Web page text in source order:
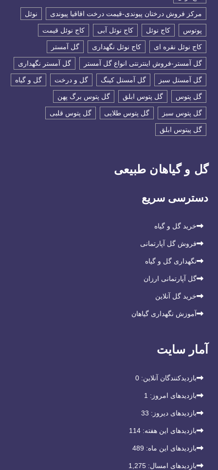
مرکز فروش درختان پیوندی-قیمت درخت اقاقیا پیوندی نوئل
پوتوس کاج نوئل کاج نوئل آبی کاج نوئل قیمت
کاج نوئل نقره ای کاج نوئل نگهداری گل آمستر
گل آمستر-فروش اینترنتی انواع گل آمستر گل آمستر نگهداری
گل آمستل سبز گل آمستل کینگ گل و درخت گل و گیاه
گل پتوس گل پتوس ابلق گل پتوس برگ پهن
گل پتوس سبز گل پتوس طلایی گل پتوس قلبی
گل پیتوس ابلق
گل و گیاهان طبیعی
دسترسی سریع
خرید گل و گیاه
فروش گل آپارتمانی
نگهداری گل و گیاه
گل آپارتمانی ارزان
خرید گل آنلاین
آموزش نگهداری گیاهان
آمار سایت
بازدیدکنندگان آنلاین: 0
بازدیدهای امروز: 1
بازدیدهای دیروز: 33
بازدیدهای این هفته: 114
بازدیدهای این ماه: 489
بازدیدهای امسال: 1,275